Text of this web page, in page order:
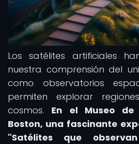
Los satélites artificiales
nuestra comprensión del
como observatorios
permiten explorar
cosmos. En el Museo
Boston, una fascinante
"Satélites que